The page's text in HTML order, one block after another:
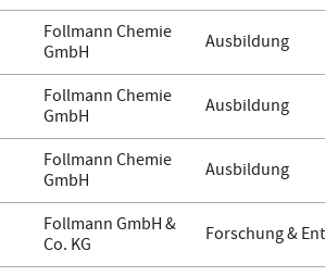
Follmann Chemie
GmbH
Ausbildung
Follmann Chemie
GmbH
Ausbildung
Follmann Chemie
GmbH
Ausbildung
Follmann GmbH &
Co. KG
Forschung &